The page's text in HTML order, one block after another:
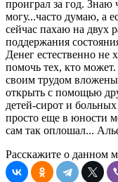
проиграл за год. Знаю
могу...часто думаю, а
сейчас пахаю на двух
поддержания
Денег естественно не
помочь тех, кто
своим трудом
открыть с помощью
детей-сирот и
просто еще в юности
сам так оплошал...
Расскажите о данном